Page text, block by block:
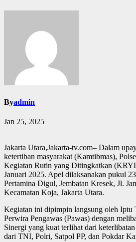
Byadmin
Jan 25, 2025
Jakarta Utara,Jakarta-tv.com– Dalam
ketertiban masyarakat (Kamtibmas),
Kegiatan Rutin yang Ditingkatkan
Januari 2025. Apel dilaksanakan pukul
Pertamina Digul, Jembatan Kresek, Jl.
Kecamatan Koja, Jakarta Utara.
Kegiatan ini dipimpin langsung oleh Iptu
Perwira Pengawas (Pawas) dengan
Sinergi yang kuat terlihat dari
dari TNI, Polri, Satpol PP, dan Pokdar